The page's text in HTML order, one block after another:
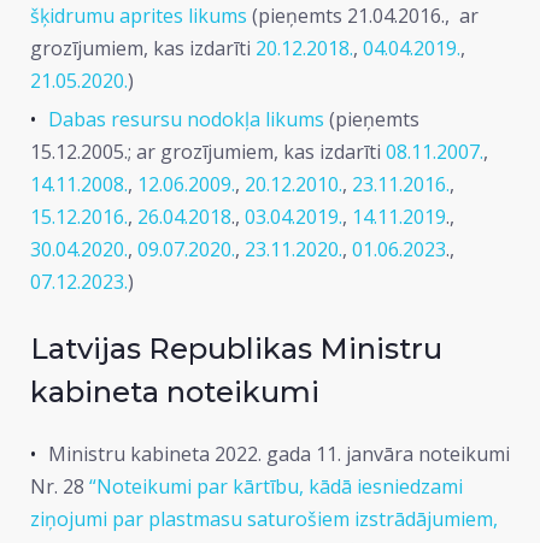
šķidrumu aprites likums (pieņemts 21.04.2016., ar
grozījumiem, kas izdarīti 20.12.2018., 04.04.2019.,
21.05.2020.)
Dabas resursu nodokļa likums (pieņemts
15.12.2005.; ar grozījumiem, kas izdarīti 08.11.2007.,
14.11.2008., 12.06.2009., 20.12.2010., 23.11.2016.,
15.12.2016., 26.04.2018., 03.04.2019., 14.11.2019.,
30.04.2020., 09.07.2020., 23.11.2020., 01.06.2023.,
07.12.2023.)
Latvijas Republikas Ministru
kabineta noteikumi
Ministru kabineta 2022. gada 11. janvāra noteikumi
Nr. 28 “Noteikumi par kārtību, kādā iesniedzami
ziņojumi par plastmasu saturošiem izstrādājumiem,